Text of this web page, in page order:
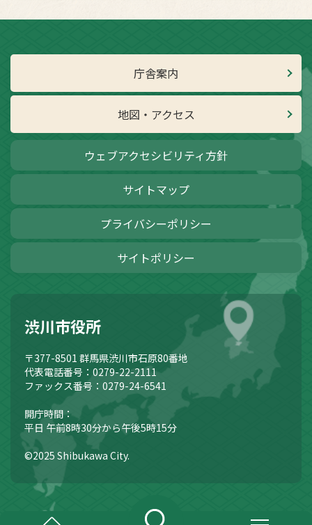
庁舎案内
地図・アクセス
ウェブアクセシビリティ方針
サイトマップ
プライバシーポリシー
サイトポリシー
渋川市役所
〒377-8501 群馬県渋川市石原80番地
代表電話番号：0279-22-2111
ファックス番号：0279-24-6541
開庁時間：
平日 午前8時30分から午後5時15分
©2025 Shibukawa City.